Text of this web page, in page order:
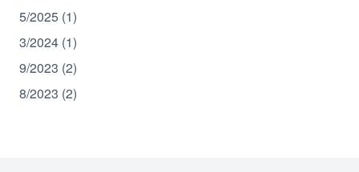
5/2025 (1)
3/2024 (1)
9/2023 (2)
8/2023 (2)